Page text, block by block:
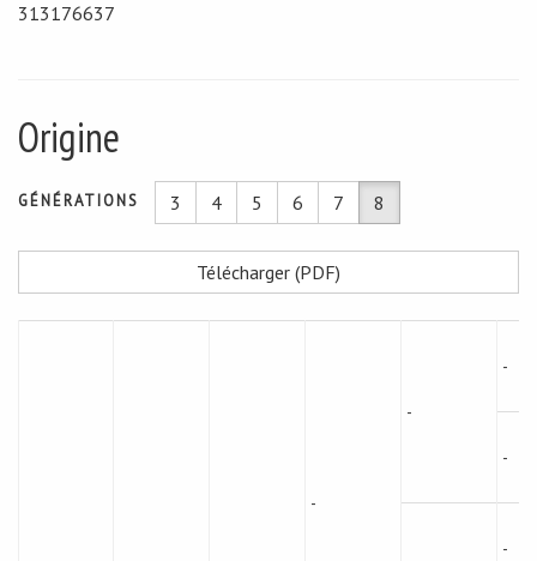
313176637
Origine
GÉNÉRATIONS 3 4 5 6 7 8
Télécharger (PDF)
-
-
-
-
-